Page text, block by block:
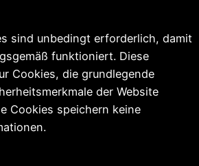
sind unbedingt erforderlich, damit
funktioniert. Diese
Cookies, die grundlegende
der Website
Cookies speichern keine